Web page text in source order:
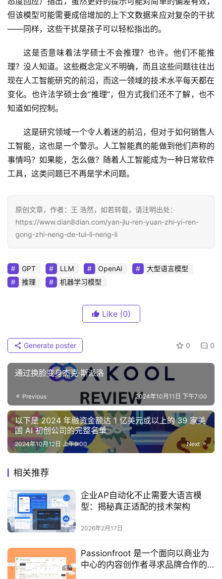
但该模型可能需要成倍增加的上下文数据来应对复杂的干扰
——同样，这些干扰是孩子可以轻松指出的。
这是否意味着法学硕士不会推理？也许。他们不能推
理？没人知道。这些概念定义不明确，而且这些问题往往出
现在人工智能研究的前沿，而这一领域的技术水平每天都在
变化。也许法学硕士会“推理”，但方式我们还不了解，也不
知道如何控制。
这是研究领域一个令人着迷的前沿，但对于如何销售人
工智能，这也是一个警示。人工智能真的能做到他们声称的
事情吗？如果能，怎么做？随着人工智能成为一种日常软件
工具，这类问题已不再是学术问题。
原创文章，作者：王 浩然，如若转载，请注明出处：
https://www.dian8dian.com/yan-jiu-ren-yuan-zhi-yi-ren-
gong-zhi-neng-de-tui-li-neng-li
GPT LLM OpenAI
大型语言模型
推理
机器学习模型
Like (0)
0 0
Generate poster
通过换脸变身杰克·斯派洛
Previous 2024年10月11日 下午7:00
以下是 2024 年融资金额达 1 亿美元或以上的 39 家美
国 AI 初创公司的完整名单
Next
2024年10月12日 上午9:00
相关推荐
企业AP自动化不止需要大语言模
型：揭秘真正适配的技术架构
2026年2月17日
Passionfroot 是一个面向以商业为
中心的内容创作者寻求品牌合作的